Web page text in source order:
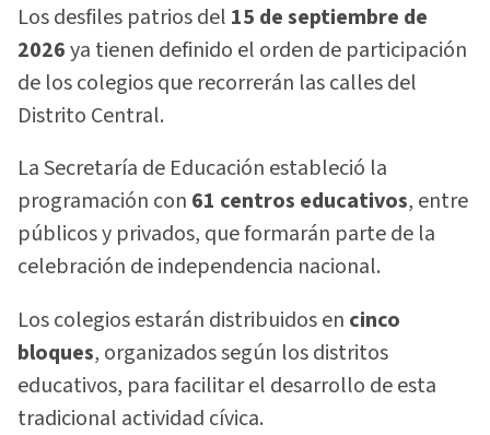
Los desfiles patrios del 15 de septiembre de
2026ya tienen definido el orden de participación
de los colegios que recorrerán las calles del
Distrito Central.
La Secretaría de Educación estableció la
programación con 61 centros educativos, entre
públicos y privados, que formarán parte de la
celebración de independencia nacional.
Los colegios estarán distribuidos en cinco
bloques, organizados según los distritos
educativos, para facilitar el desarrollo de esta
tradicional actividad cívica.